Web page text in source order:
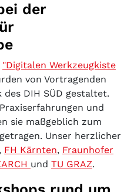
der
"Digitalen Werkzeugkiste
von Vortragenden
DIH SÜD gestaltet.
und
sie maßgeblich zum
Unser herzlicher
, FH Kärnten, Fraunhofer
und TU GRAZ.